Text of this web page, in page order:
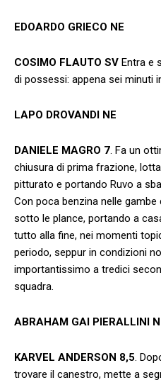
EDOARDO GRIECO NE
COSIMO FLAUTO SV Entra e
di possessi: appena sei minuti
LAPO DROVANDI NE
DANIELE MAGRO 7. Fa un
chiusura di prima frazione,
pitturato e portando Ruvo a
Con poca benzina nelle
sotto le plance, portando a
tutto alla fine, nei momenti
periodo, seppur in condizioni
importantissimo a tredici
squadra.
ABRAHAM GAI PIERALLINI
KARVEL ANDERSON 8,5.
trovare il canestro, mette a